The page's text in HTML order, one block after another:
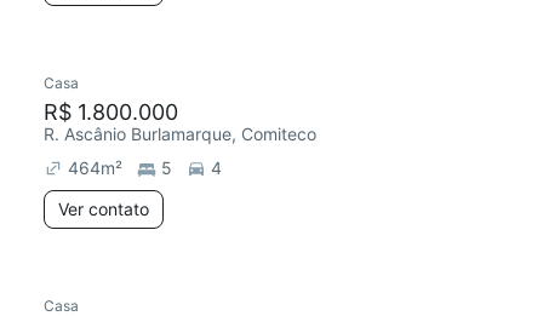
Casa
R$ 1.800.000
R. Ascânio Burlamarque, Comiteco
464m² 5
4
Ver contato
Casa